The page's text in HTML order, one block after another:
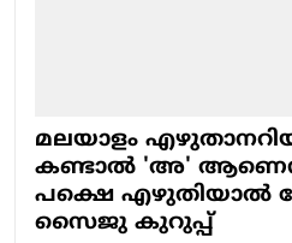
മലയാളം
കണ്ടാല്‍ 'അ'
പക്ഷെ എഴുതിയാല്‍
സൈജു കുറുപ്പ്